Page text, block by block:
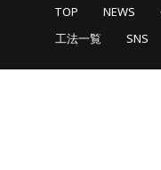
TOP
NEWS
工法一覧
SNS